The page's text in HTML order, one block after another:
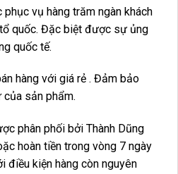
vụ hàng trăm ngàn khách
quốc. Đặc biệt được sự ủng
quốc tế.
hàng với giá rẻ . Đảm bảo
sản phẩm.
phân phối bởi Thành Dũng
hoàn tiền trong vòng 7 ngày
điều kiện hàng còn nguyên